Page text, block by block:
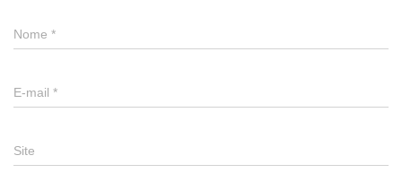
Nome *
E-mail *
Site